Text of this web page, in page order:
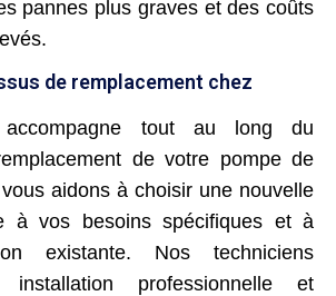
pannes plus graves et des coûts
de remplacement chez
tout au long du
de votre pompe de
aidons à choisir une nouvelle
à vos besoins spécifiques et à
existante. Nos techniciens
professionnelle et